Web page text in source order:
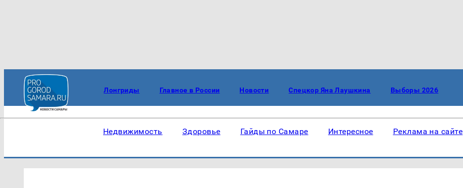
Лонгриды Главное в России Новости Спецкор Яна Лаушкина Выборы 2026
Недвижимость Здоровье Гайды по Самаре Интересное Реклама на сайте